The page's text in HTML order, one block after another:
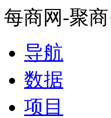
每商网-聚
导航
数据
项目